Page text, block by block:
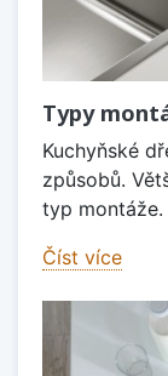
Typy
Kuchyňské
způsobů.
typ montáže.
Číst více